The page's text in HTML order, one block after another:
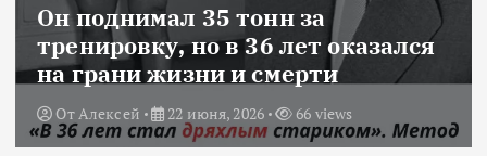
Он поднимал 35 тонн за
тренировку, но в 36 лет оказался
на грани жизни и смерти
ОтАлексей 22 июня, 2026 66 views